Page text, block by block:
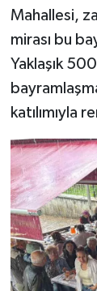
Mahallesi,
mirası bu
Yaklaşık
katılımıyla